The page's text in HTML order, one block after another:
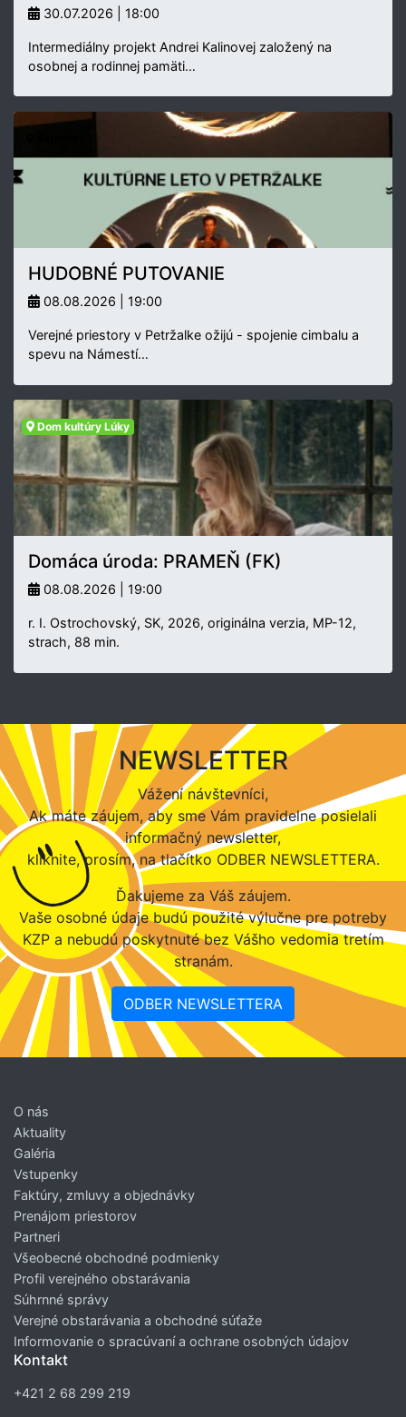
30.07.2026 | 18:00
Intermediálny projekt Andrei Kalinovej založený na
osobnej a rodinnej pamäti…
HUDOBNÉ PUTOVANIE
08.08.2026 | 19:00
Verejné priestory v Petržalke ožijú - spojenie cimbalu a
spevu na Námestí…
Dom kultúry Lúky
Domáca úroda: PRAMEŇ (FK)
08.08.2026 | 19:00
r. I. Ostrochovský, SK, 2026, originálna verzia, MP-12,
strach, 88 min.
NEWSLETTER
Vážení návštevníci,
Ak máte záujem, aby sme Vám pravidelne posielali
informačný newsletter,
kliknite, prosím, na tlačítko ODBER NEWSLETTERA.
Ďakujeme za Váš záujem.
Vaše osobné údaje budú použité výlučne pre potreby
KZP a nebudú poskytnuté bez Vášho vedomia tretím
stranám.
ODBER NEWSLETTERA
O nás
Aktuality
Galéria
Vstupenky
Faktúry, zmluvy a objednávky
Prenájom priestorov
Partneri
Všeobecné obchodné podmienky
Profil verejného obstarávania
Súhrnné správy
Verejné obstarávania a obchodné súťaže
Informovanie o spracúvaní a ochrane osobných údajov
Kontakt
+421 2 68 299 219